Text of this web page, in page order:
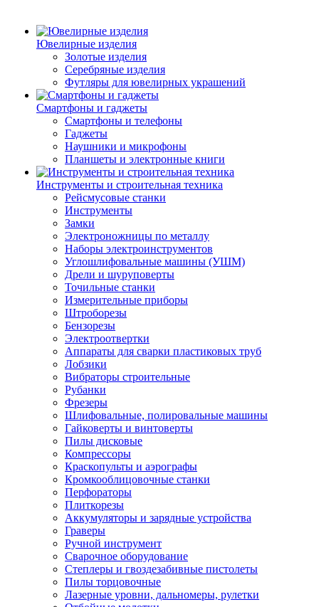
Ювелирные изделия
Золотые изделия
Серебряные изделия
Футляры для ювелирных украшений
Смартфоны и гаджеты
Смартфоны и телефоны
Гаджеты
Наушники и микрофоны
Планшеты и электронные книги
Инструменты и строительная техника
Рейсмусовые станки
Инструменты
Замки
Электроножницы по металлу
Наборы электроинструментов
Углошлифовальные машины (УШМ)
Дрели и шуруповерты
Точильные станки
Измерительные приборы
Штроборезы
Бензорезы
Электроотвертки
Аппараты для сварки пластиковых труб
Лобзики
Вибраторы строительные
Рубанки
Фрезеры
Шлифовальные, полировальные машины
Гайковерты и винтоверты
Пилы дисковые
Компрессоры
Краскопульты и аэрографы
Кромкооблицовочные станки
Перфораторы
Плиткорезы
Аккумуляторы и зарядные устройства
Граверы
Ручной инструмент
Сварочное оборудование
Степлеры и гвоздезабивные пистолеты
Пилы торцовочные
Лазерные уровни, дальномеры, рулетки